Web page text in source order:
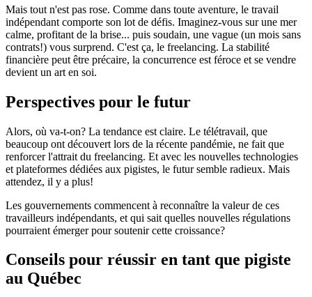
Mais tout n'est pas rose. Comme dans toute aventure, le travail
indépendant comporte son lot de défis. Imaginez-vous sur une mer
calme, profitant de la brise... puis soudain, une vague (un mois sans
contrats!) vous surprend. C'est ça, le freelancing. La stabilité
financière peut être précaire, la concurrence est féroce et se vendre
devient un art en soi.
Perspectives pour le futur
Alors, où va-t-on? La tendance est claire. Le télétravail, que
beaucoup ont découvert lors de la récente pandémie, ne fait que
renforcer l'attrait du freelancing. Et avec les nouvelles technologies
et plateformes dédiées aux pigistes, le futur semble radieux. Mais
attendez, il y a plus!
Les gouvernements commencent à reconnaître la valeur de ces
travailleurs indépendants, et qui sait quelles nouvelles régulations
pourraient émerger pour soutenir cette croissance?
Conseils pour réussir en tant que pigiste
au Québec